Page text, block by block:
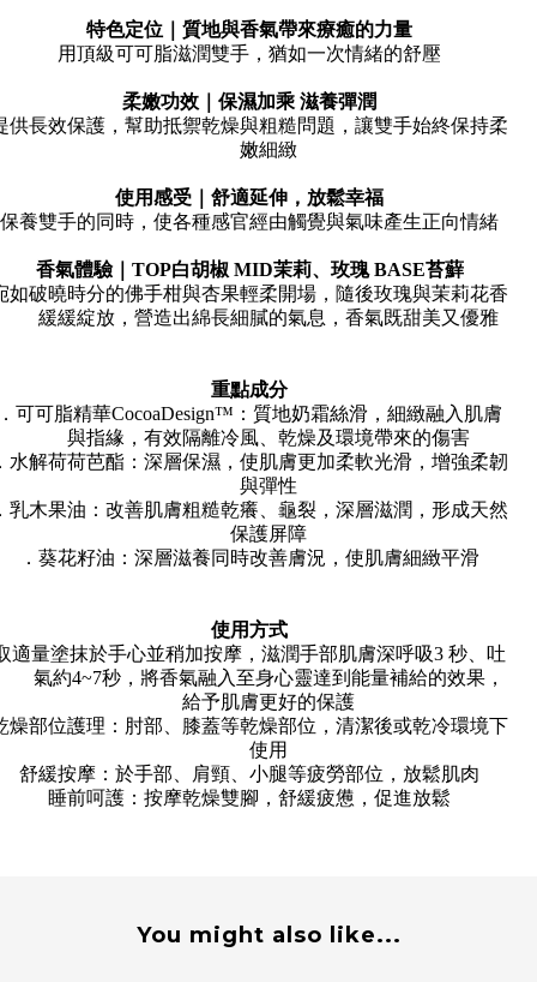
特色定位｜質地與香氣帶來療癒的力量
用頂級可可脂滋潤雙手，猶如一次情緒的舒壓
柔嫩功效｜保濕加乘 滋養彈潤
供長效保護，幫助抵禦乾燥與粗糙問題，讓雙手始終保持柔
嫩細緻
使用感受｜舒適延伸，放鬆幸福
保養雙手的同時，使各種感官經由觸覺與氣味產生正向情緒
香氣體驗｜TOP白胡椒 MID茉莉、玫瑰 BASE苔蘚
如破曉時分的佛手柑與杏果輕柔開場，隨後玫瑰與茉莉花香
緩緩綻放，營造出綿長細膩的氣息，香氣既甜美又優雅
重點成分
可可脂精華CocoaDesign™：質地奶霜絲滑，細緻融入肌膚
與指緣，有效隔離冷風、乾燥及環境帶來的傷害
水解荷荷芭酯：深層保濕，使肌膚更加柔軟光滑，增強柔韌
與彈性
乳木果油：改善肌膚粗糙乾癢、龜裂，深層滋潤，形成天然
保護屏障
．葵花籽油：深層滋養同時改善膚況，使肌膚細緻平滑
使用方式
適量塗抹於手心並稍加按摩，滋潤手部肌膚深呼吸3 秒、吐
氣約4~7秒，將香氣融入至身心靈達到能量補給的效果，
給予肌膚更好的保護
燥部位護理：肘部、膝蓋等乾燥部位，清潔後或乾冷環境下
使用
舒緩按摩：於手部、肩頸、小腿等疲勞部位，放鬆肌肉
睡前呵護：按摩乾燥雙腳，舒緩疲憊，促進放鬆
You might also like...